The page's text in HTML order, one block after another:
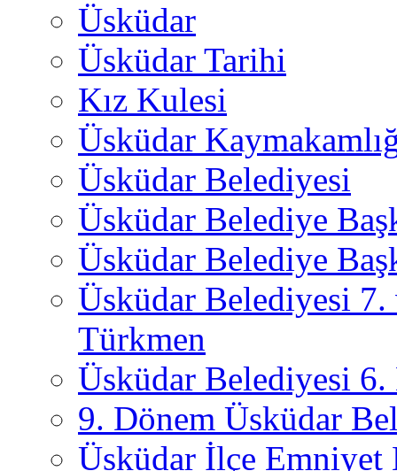
Üsküdar
Üsküdar Tarihi
Kız Kulesi
Üsküdar
Üsküdar Belediyesi
Üsküdar Belediye
Üsküdar Belediye
Üsküdar Belediyesi
Türkmen
Üsküdar Belediyesi 6.
9. Dönem Üsküdar
Üsküdar İlçe